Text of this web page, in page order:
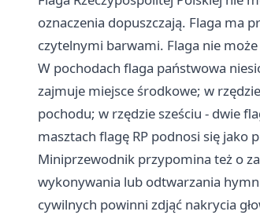
oznaczenia dopuszczają. Flaga ma
czytelnymi barwami. Flaga nie
W pochodach flaga państwowa
zajmuje miejsce środkowe; w
pochodu; w rzędzie sześciu - dwie
masztach flagę RP podnosi się jako
Miniprzewodnik przypomina też o
wykonywania lub odtwarzania
cywilnych powinni zdjąć nakrycia